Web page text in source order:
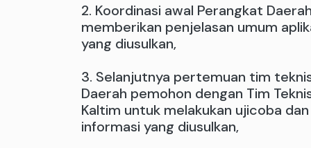
2. Koordinasi awal Perangkat
memberikan penjelasan umum
yang diusulkan,
3. Selanjutnya pertemuan tim
Daerah pemohon dengan Tim
Kaltim untuk melakukan ujicoba
informasi yang diusulkan,